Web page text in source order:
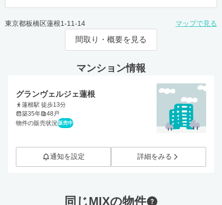
東京都板橋区蓮根1-11-14 マップで見る
間取り・概要を見る
マンション情報
グランヴェルジェ蓮根
蓮根駅 徒歩13分
築35年
48戸
物件の販売状況 販売中
通知を設定 詳細をみる
同じMIXの物件